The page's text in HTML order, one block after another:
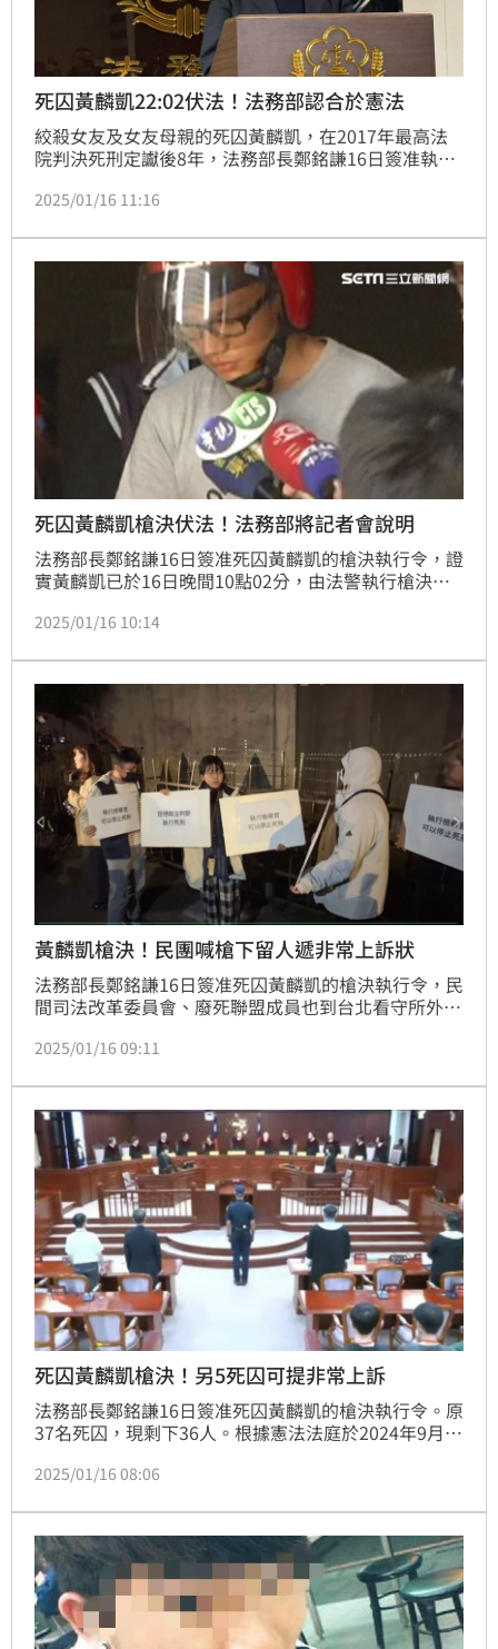
死囚黃麟凱22:02伏法！法務部認合於憲法
絞殺女友及女友母親的死囚黃麟凱，在2017年最高法
院判決死刑定讞後8年，法務部長鄭銘謙16日簽准執行
分由檢察官會同法醫師複驗，確認已經死亡。法務部22
沒有特別救濟程序進行中，符合憲法釋憲之意旨，在嚴
謹審核下，令准執行死刑槍決。
2025/01/16 11:16
死囚黃麟凱槍決伏法！法務部將記者會說明
法務部長鄭銘謙16日簽准死囚黃麟凱的槍決執行令，證
實黃麟凱已於16日晚間10點02分，由法警執行槍決完
2013年10月間，潛入前女友王姓女子家中，以童軍繩
斃王女。全案於2017年最高法院判決死刑定讞。原本
死囚共37人，現剩下36人，黃麟凱為目前已執行槍決
死囚中最年輕的。
2025/01/16 10:14
黃麟凱槍決！民團喊槍下留人遞非常上訴狀
法務部長鄭銘謙16日簽准死囚黃麟凱的槍決執行令，民
間司法改革委員會、廢死聯盟成員也到台北看守所外，
狀到法務部、最高檢察署。
2025/01/16 09:11
死囚黃麟凱槍決！另5死囚可提非常上訴
法務部長鄭銘謙16日簽准死囚黃麟凱的槍決執行令。原
37名死囚，現剩下36人。根據憲法法庭於2024年9月
中5名死囚分別因強制辯護制度、有心智缺陷等障礙及
常上訴，爭取活路。
2025/01/16 08:06